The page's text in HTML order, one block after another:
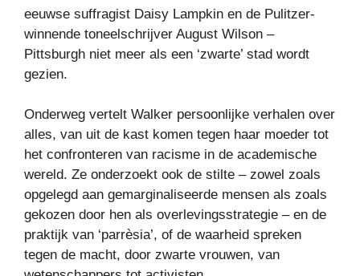
eeuwse suffragist Daisy Lampkin en de Pulitzer-
winnende toneelschrijver August Wilson –
Pittsburgh niet meer als een ‘zwarte’ stad wordt
gezien.
Onderweg vertelt Walker persoonlijke verhalen over
alles, van uit de kast komen tegen haar moeder tot
het confronteren van racisme in de academische
wereld. Ze onderzoekt ook de stilte – zowel zoals
opgelegd aan gemarginaliseerde mensen als zoals
gekozen door hen als overlevingsstrategie – en de
praktijk van ‘parrèsia’, of de waarheid spreken
tegen de macht, door zwarte vrouwen, van